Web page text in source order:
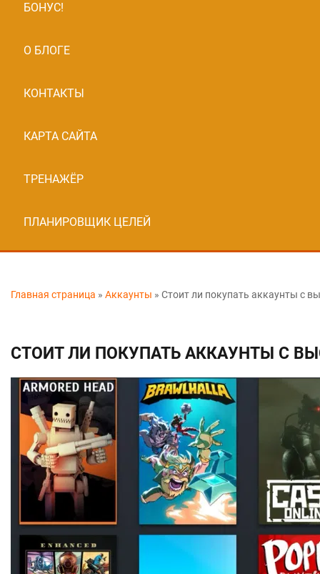
БОНУС!
О БЛОГЕ
КОНТАКТЫ
КАРТА САЙТА
ТРЕНАЖЁР
ПЛАНИРОВЩИК ЦЕЛЕЙ
Главная страница » Аккаунты » Стоит ли покупать аккаунты с
СТОИТ ЛИ ПОКУПАТЬ АККАУНТЫ С